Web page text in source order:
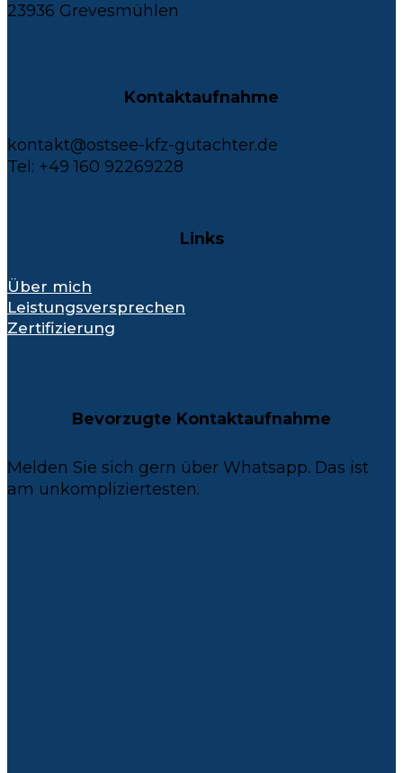
23936 Grevesmühlen
Kontaktaufnahme
kontakt@ostsee-kfz-gutachter.de
Tel: +49 160 92269228
Links
Über mich
Leistungsversprechen
Zertifizierung
Bevorzugte Kontaktaufnahme
Melden Sie sich gern über Whatsapp. Das ist
am unkompliziertesten.